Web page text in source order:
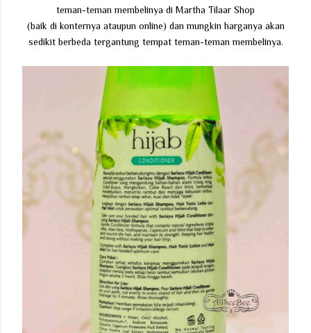
teman-teman membelinya di Martha Tilaar Shop
(baik di konternya ataupun online) dan mungkin harganya akan
sedikit berbeda tergantung tempat teman-teman membelinya.